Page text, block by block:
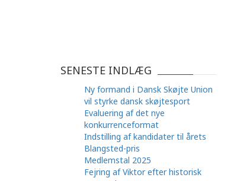
SENESTE INDLÆG
Ny formand i Dansk Skøjte Union
vil styrke dansk skøjtesport
Evaluering af det nye
konkurrenceformat
Indstilling af kandidater til årets
Blangsted-pris
Medlemstal 2025
Fejring af Viktor efter historisk